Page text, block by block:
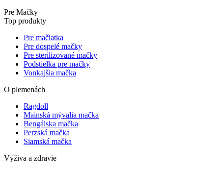
Pre Mačky
Top produkty
Pre mačiatka
Pre dospelé mačky
Pre sterilizované mačky
Podstielka pre mačky
Vonkajšia mačka
O plemenách
Ragdoll
Mainská mývalia mačka
Bengálska mačka
Perzská mačka
Siamská mačka
Výživa a zdravie